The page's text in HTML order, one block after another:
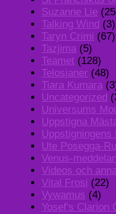
Suzanne Lie
Talking Wind (3)
Taryn Crimi (67)
Tazjima (5)
Teamet (128)
Telosianer (48)
Tiara Kumara
Uncategorized
Universums
Uppstigna
Uppstigningens
Ute Posegga-
Venus-
Videos och
Vital Frosi (22)
Vywamus (4)
Yosef's Clarion